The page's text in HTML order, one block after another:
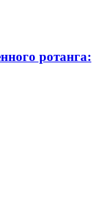
ротанга: